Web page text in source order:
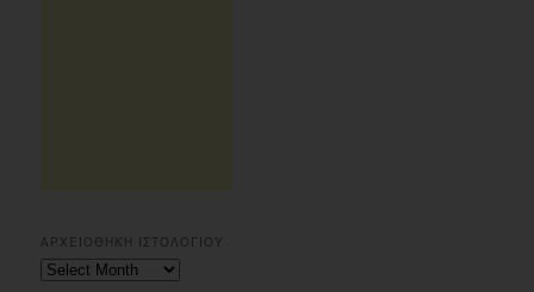
ΑΡΧΕΙΟΘΗΚΗ ΙΣΤΟΛΟΓΙΟΥ
Αρχειοθηκη